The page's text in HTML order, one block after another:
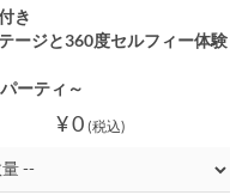
き
ージと360度セルフィー体験
ーティ～
¥ 0 (税込)